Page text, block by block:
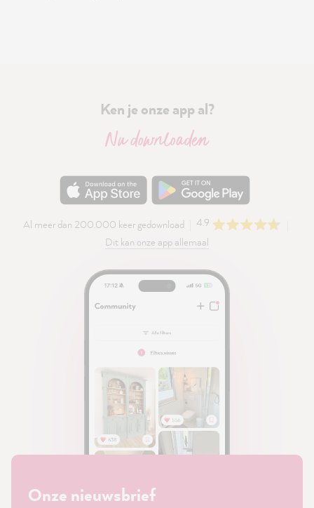
Ken je onze app al?
Nu downloaden
Al meer dan 200.000 keer gedownload
4.9
Dit kan onze app allemaal
Onze nieuwsbrief